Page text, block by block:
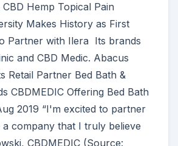
Hemp Topical Pain
Makes History as First
Partner with Ilera Its brands
and CBD Medic. Abacus
Retail Partner Bed Bath &
CBDMEDIC Offering Bed Bath
2019 “I'm excited to partner
company that I truly believe
CBDMEDIC (Source: